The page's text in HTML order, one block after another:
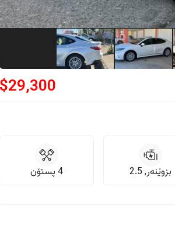
$29,300
بزوێنەر, 2.5 4 پستۆن